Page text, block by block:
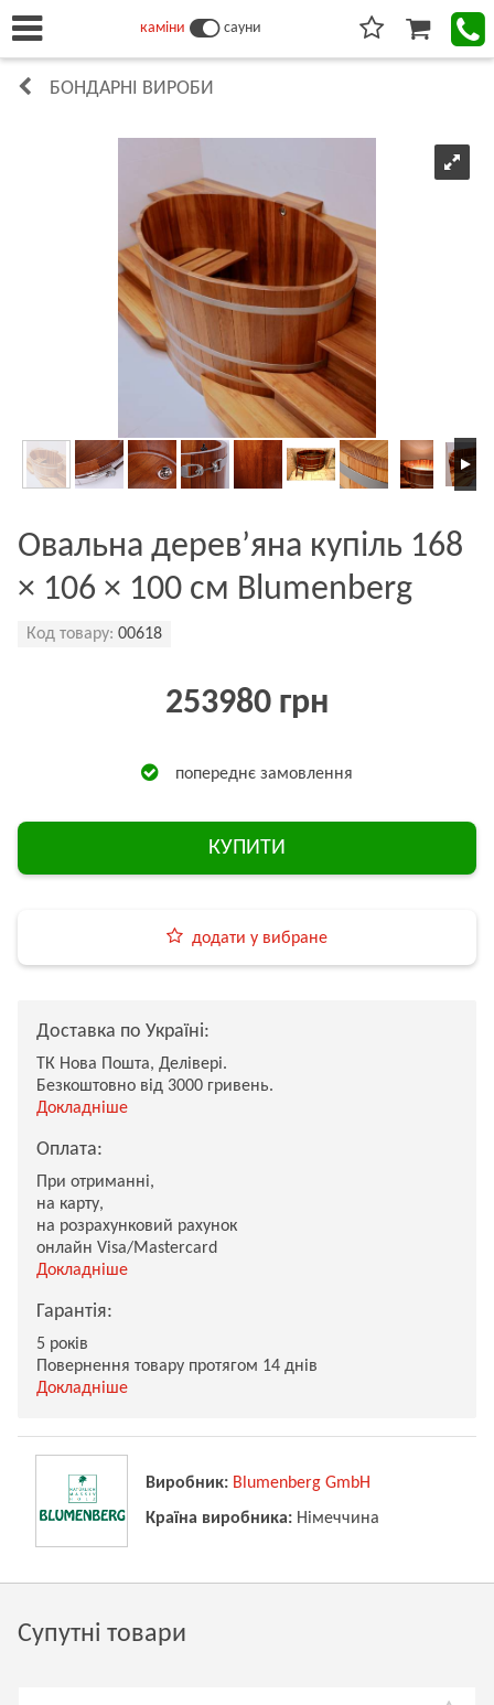
каміни сауни
БОНДАРНІ ВИРОБИ
Овальна дерев’яна купіль 168
× 106 × 100 см Blumenberg
Код товару: 00618
253980 грн
попереднє замовлення
КУПИТИ
додати у вибране
Доставка по Україні:
ТК Нова Пошта, Делівері.
Безкоштовно від 3000 гривень.
Докладніше
Оплата:
При отриманні,
на карту,
на розрахунковий рахунок
онлайн Visa/Mastercard
Докладніше
Гарантія:
5 років
Повернення товару протягом 14 днів
Докладніше
Виробник: Blumenberg GmbH
Країна виробника: Німеччина
Супутні товари